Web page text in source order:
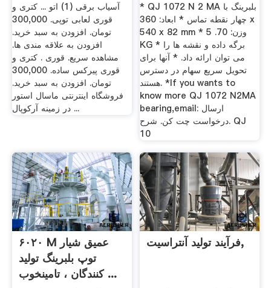
آسیاب برقی (1) اتو ... کتری و
قوری لعابی توپی. 300,000
تومان. افزودن به سبد خرید.
افزودن به علاقه مندی ها.
مشاهده سریع. قوری . کتری و
قوری پیرکس ساده. 300,000
تومان. افزودن به سبد خرید.
فروشگاه اینترنتی ماسال استور
در زمینه آرکوپال ...
* QJ 1072 N 2 MA بلبرینگ با
چهار نقطه تماس * ابعاد: 360 x
540 x 82 mm * وزن: 70. 5
KG * برگه داده و نقشه ها را
می توان ارائه داد. * آنها برای
تحویل سریع سهام در دسترس
هستند. *If you wants to
know more QJ 1072 N2MA
bearing,email: ارسال
درخواست چت کن. شرح. QJ
10
۶۰۲۰ M عمیق شیار
توپ بلبرینگ تولید
کنندگان ، تامینخوب ...
فرآیند تولید آنتراسیت,